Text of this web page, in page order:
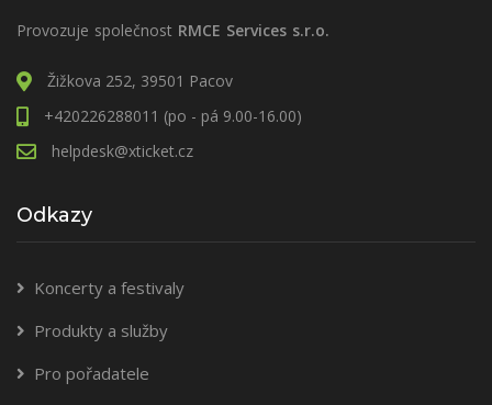
Provozuje společnost RMCE Services s.r.o.
Žižkova 252, 39501 Pacov
+420226288011 (po - pá 9.00-16.00)
helpdesk@xticket.cz
Odkazy
Koncerty a festivaly
Produkty a služby
Pro pořadatele